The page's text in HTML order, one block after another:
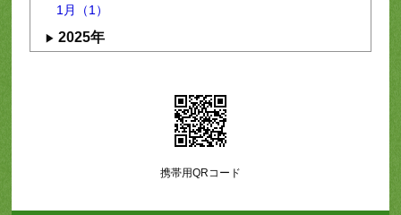
1月（1）
2025年
携帯用QRコード